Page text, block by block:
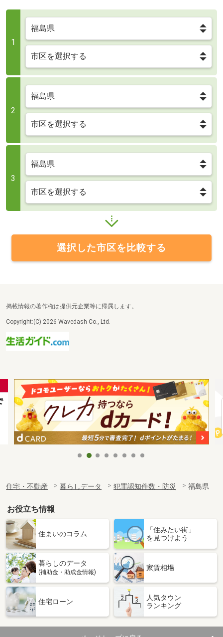
1
2
3
選択した市区を比較する
掲載情報の著作権は提供元企業等に帰属します。
Copyright:(C) 2026 Wavedash Co., Ltd.
住宅・不動産 暮らしデータ 犯罪認知件数・防災 福島県
お役立ち情報
住まいのコラム
「住みたい街」
を見つけよう
暮らしのデータ
(補助金・助成金情報)
家賃相場
住宅ローン
人気タウン
ランキング